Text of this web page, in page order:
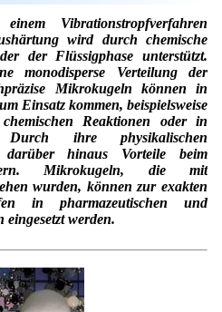
Angebote
(english)
(francais)
précise
Vibrationstropfverfahren
wird durch chemische
der Flüssigphase unterstützt.
monodisperse Verteilung der
Mikrokugeln können in
Einsatz kommen, beispielsweise
Reaktionen oder in
Durch ihre physikalischen
darüber hinaus Vorteile beim
Mikrokugeln, die mit
wurden, können zur exakten
in pharmazeutischen und
werden.